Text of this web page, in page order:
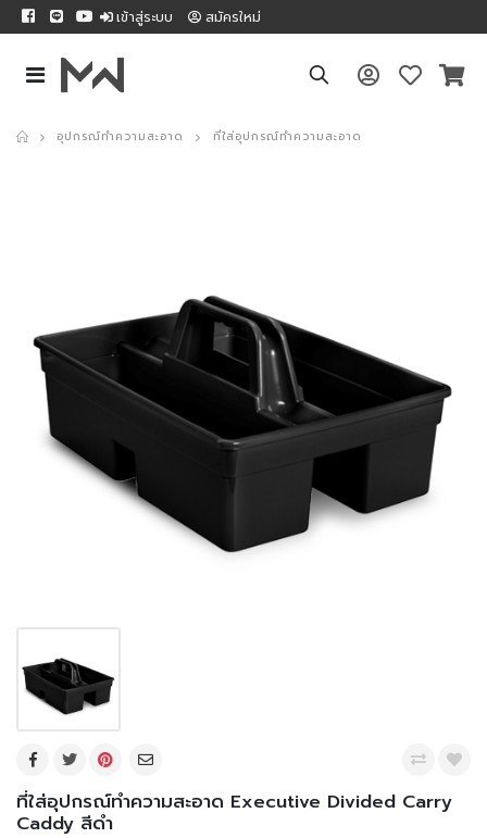
เข้าสู่ระบบ สมัครใหม่
อุปกรณ์ทำความสะอาด ที่ใส่อุปกรณ์ทำความสะอาด
ที่ใส่อุปกรณ์ทำความสะอาด Executive Divided Carry
Caddy สีดำ